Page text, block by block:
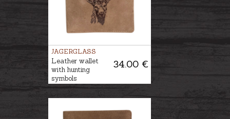
JAGERGLASS
34.00 €
Leather wallet
with hunting
symbols